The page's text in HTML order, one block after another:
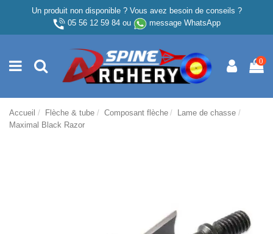
Un produit non disponible ? Vous avez besoin de conseils ?
05 56 12 59 84ou message WhatsApp
0
Accueil Flèche & tube Composant flèche
Lame de chasse
Maximal Black Razor